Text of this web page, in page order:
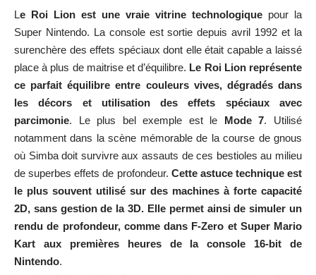
Le Roi Lion est une vraie vitrine technologique pour la
Super Nintendo. La console est sortie depuis avril 1992 et la
surenchère des effets spéciaux dont elle était capable a laissé
place à plus de maitrise et d’équilibre. Le Roi Lion représente
ce parfait équilibre entre couleurs vives, dégradés dans
les décors et utilisation des effets spéciaux avec
parcimonie. Le plus bel exemple est le Mode 7. Utilisé
notamment dans la scène mémorable de la course de gnous
où Simba doit survivre aux assauts de ces bestioles au milieu
de superbes effets de profondeur. Cette astuce technique est
le plus souvent utilisé sur des machines à forte capacité
2D, sans gestion de la 3D. Elle permet ainsi de simuler un
rendu de profondeur, comme dans F-Zero et Super Mario
Kart aux premières heures de la console 16-bit de
Nintendo.